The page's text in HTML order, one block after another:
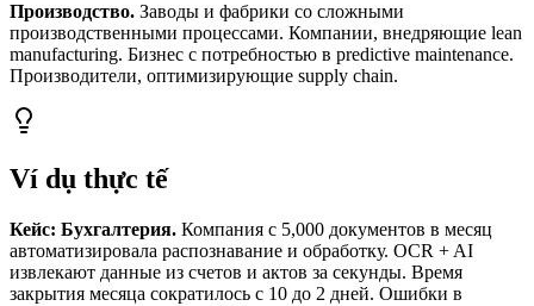
Производство. Заводы и фабрики со сложными
производственными процессами. Компании, внедряющие lean
manufacturing. Бизнес с потребностью в predictive maintenance.
Производители, оптимизирующие supply chain.
Ví dụ thực tế
Кейс: Бухгалтерия. Компания с 5,000 документов в месяц
автоматизировала распознавание и обработку. OCR + AI
извлекают данные из счетов и актов за секунды. Время
закрытия месяца сократилось с 10 до 2 дней. Ошибки в